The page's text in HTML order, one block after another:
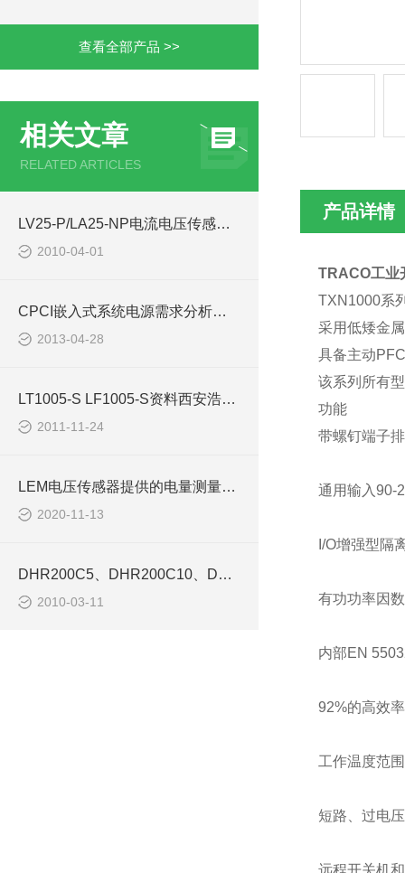
查看全部产品 >>
相关文章
RELATED ARTICLES
LV25-P/LA25-NP电流电压传感器库存-西安浩南电子科技
2010-04-01
CPCI嵌入式系统电源需求分析与器件造型
2013-04-28
LT1005-S LF1005-S资料西安浩南电子
2011-11-24
LEM电压传感器提供的电量测量解决方案
2020-11-13
DHR200C5、DHR200C10、DHR200C420传感器-西安浩南电子科技
2010-03-11
产品详情
TRACO工业
TXN1000系
采用低矮金
具备主动
该系列所有
功能
带螺钉端子
通用输入90-
I/O增强型隔
有功功率因
内部EN
92%的高效率
工作温度范围
短路、过电
远程开关机